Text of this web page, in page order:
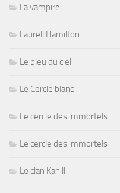
La vampire
Laurell Hamilton
Le bleu du ciel
Le Cercle blanc
Le cercle des immortels
Le cercle des immortels
Le clan Kahill